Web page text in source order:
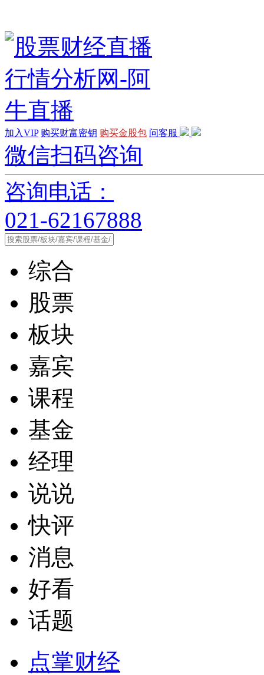
加入VIP 购买财富密钥 购买金股包 问客服
微信扫码咨询
咨询电话：
021-62167888
综合
股票
板块
嘉宾
课程
基金
经理
说说
快评
消息
好看
话题
点掌财经